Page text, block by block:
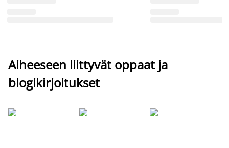
Aiheeseen liittyvät oppaat ja
blogikirjoitukset